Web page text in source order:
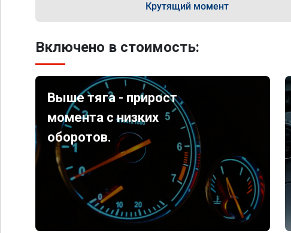
Крутящий момент
Включено в стоимость:
Выше тяга - прирост
момента с низких
оборотов.